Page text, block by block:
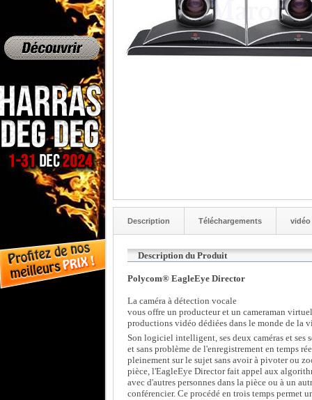
Description Téléchargements vidéo
Description du Produit
Polycom® EagleEye Director
La caméra à détection vocale
vous offre un producteur et un cameraman
productions vidéo dédiées dans le monde de la
Son logiciel intelligent, ses deux caméras et ses
et sans problème de l'enregistrement en temps
pleinement sur le sujet sans avoir à pivoter ou
pièce, l'EagleEye Director fait appel aux
avec d'autres personnes dans la pièce ou à un
conférencier. Ce procédé en trois temps permet